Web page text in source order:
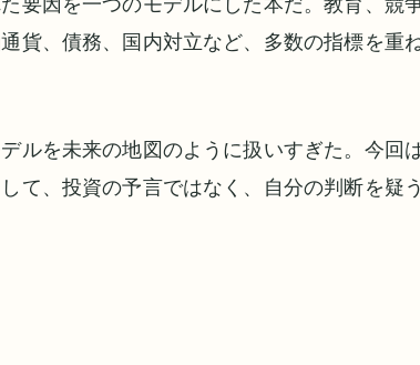
貨、債務、国内対立など、多数の指標を重
ルを未来の地図のように扱いすぎた。今回
て、投資の予言ではなく、自分の判断を疑